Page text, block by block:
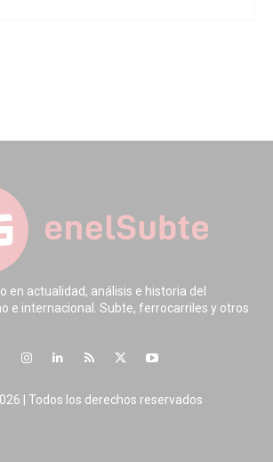
en actualidad, análisis e historia del
e internacional. Subte, ferrocarriles y otros
| Todos los derechos reservados